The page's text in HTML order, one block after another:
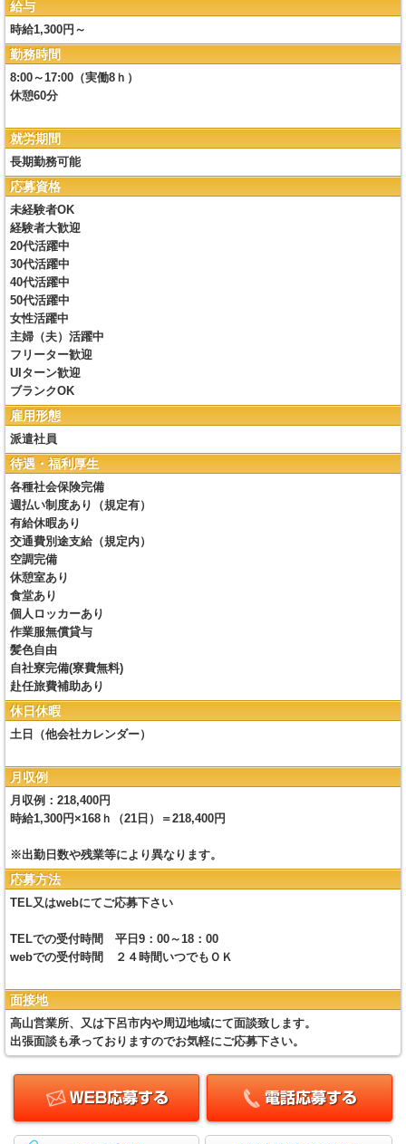
給与
時給1,300円～
勤務時間
8:00～17:00（実働8ｈ）
休憩60分
就労期間
長期勤務可能
応募資格
未経験者OK
経験者大歓迎
20代活躍中
30代活躍中
40代活躍中
50代活躍中
女性活躍中
主婦（夫）活躍中
フリーター歓迎
UIターン歓迎
ブランクOK
雇用形態
派遣社員
待遇・福利厚生
各種社会保険完備
週払い制度あり（規定有）
有給休暇あり
交通費別途支給（規定内）
空調完備
休憩室あり
食堂あり
個人ロッカーあり
作業服無償貸与
髪色自由
自社寮完備(寮費無料)
赴任旅費補助あり
休日休暇
土日（他会社カレンダー）
月収例
月収例：218,400円
時給1,300円×168ｈ（21日）＝218,400円
※出勤日数や残業等により異なります。
応募方法
TEL又はwebにてご応募下さい
TELでの受付時間 平日9：00～18：00
webでの受付時間 ２４時間いつでもＯＫ
面接地
高山営業所、又は下呂市内や周辺地域にて面談致します。
出張面談も承っておりますのでお気軽にご応募下さい。